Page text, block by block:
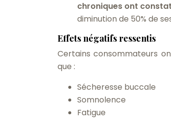
chroniques ont
diminution de 50% de
Effets négatifs ressentis
Certains consommateurs
que :
Sécheresse buccale
Somnolence
Fatigue